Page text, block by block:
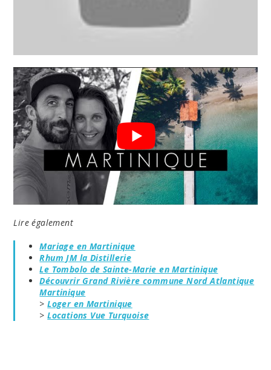
Lire également
Mariage en Martinique
Rhum JM la Distillerie
Le Tombolo de Sainte-Marie en Martinique
Découvrir Grand Rivière commune Nord Atlantique
Martinique
>Loger en Martinique
>Locations Vue Turquoise